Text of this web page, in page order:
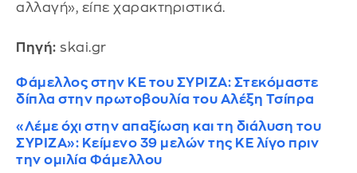
αλλαγή», είπε χαρακτηριστικά.
Πηγή: skai.gr
Φάμελλος στην ΚΕ του ΣΥΡΙΖΑ: Στεκόμαστε
δίπλα στην πρωτοβουλία του Αλέξη Τσίπρα
«Λέμε όχι στην απαξίωση και τη διάλυση του
ΣΥΡΙΖΑ»: Κείμενο 39 μελών της ΚΕ λίγο πριν
την ομιλία Φάμελλου